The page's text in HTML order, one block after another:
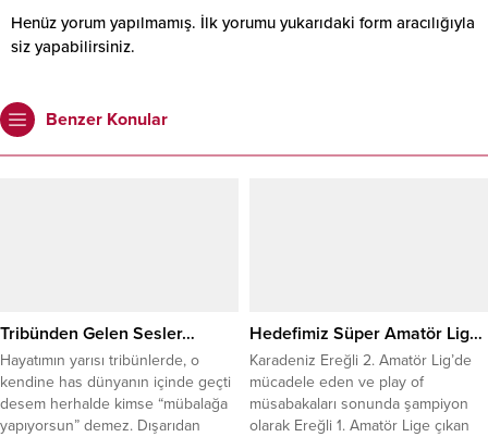
Henüz yorum yapılmamış. İlk yorumu yukarıdaki form aracılığıyla
siz yapabilirsiniz.
Benzer Konular
Tribünden Gelen Sesler…
Hayatımın yarısı tribünlerde, o
kendine has dünyanın içinde geçti
desem herhalde kimse “mübalağa
yapıyorsun” demez. Dışarıdan
Hedefimiz Süper Amatör Lig…
Karadeniz Ereğli 2. Amatör Lig’de
mücadele eden ve play of
müsabakaları sonunda şampiyon
olarak Ereğli 1. Amatör Lige çıkan